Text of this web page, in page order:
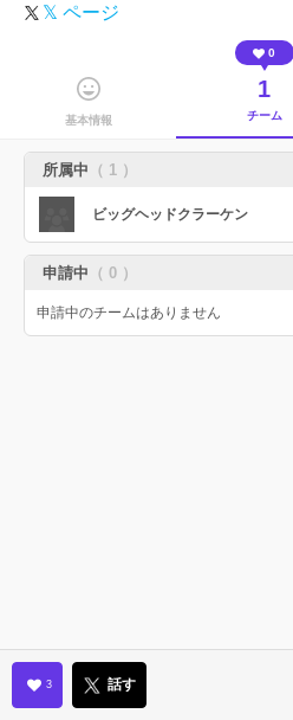
𝕏 ページ
基本情報
0
1
チーム
所属中 （ 1 ）
ビッグヘッドクラーケン
申請中 （ 0 ）
申請中のチームはありません
3 話す